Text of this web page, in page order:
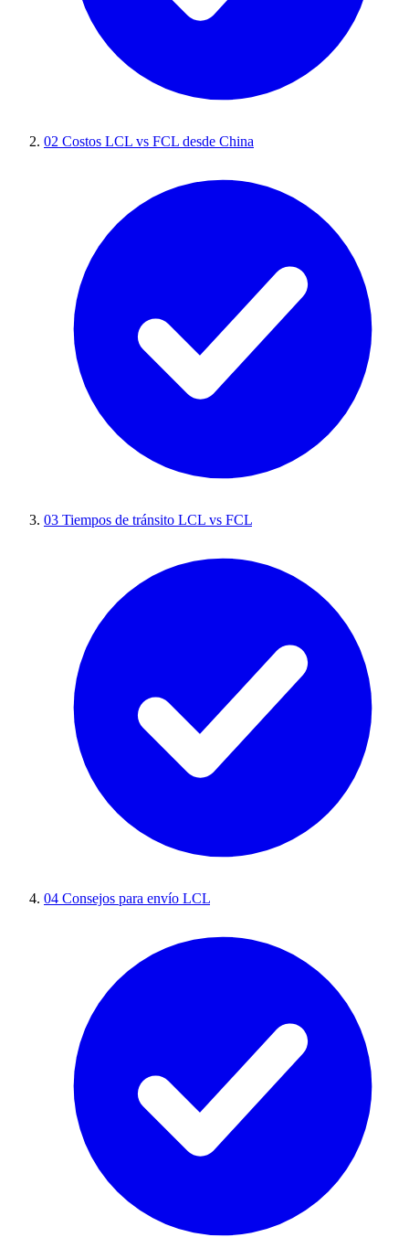
02 Costos LCL vs FCL desde China
03 Tiempos de tránsito LCL vs FCL
04 Consejos para envío LCL